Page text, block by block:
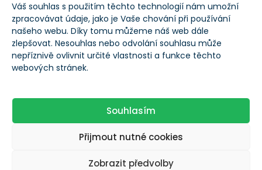
Váš souhlas s použitím těchto technologií nám umožní
zpracovávat údaje, jako je Vaše chování při používání
našeho webu. Díky tomu můžeme náš web dále
zlepšovat. Nesouhlas nebo odvolání souhlasu může
nepříznivě ovlivnit určité vlastnosti a funkce těchto
webových stránek.
Souhlasím
Přijmout nutné cookies
Zobrazit předvolby
investorů neztrácely na hodnotě při emisích
zaměstnaneckých akcií. Zpětné odkupy aktuálně
rovněž dosahují nebývale vysokých objemů.
Tyto strategické kroky nejenže zvýšily hodnotu každé
odměňovat své zaměstnance i akcionáře
Vyplatí se tedy vstup?